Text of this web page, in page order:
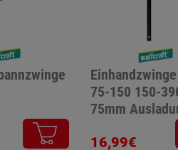
75-150 150-
75mm
16,99€